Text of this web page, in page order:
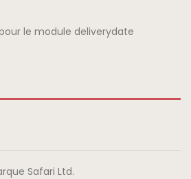
le module deliverydate
Safari Ltd.